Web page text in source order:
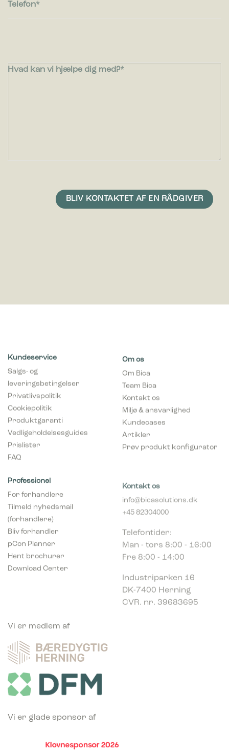
Telefon
Hvad kan vi hjælpe dig med?
Kundeservice
Salgs- og
leveringsbetingelser
Privatlivspolitik
Cookiepolitik
Produktgaranti
Vedligeholdelsesguides
Prislister
FAQ
Om os
Om Bica
Team Bica
Kontakt os
Miljø & ansvarlighed
Kundecases
Artikler
Prøv produkt konfigurator
(forhandlere)
Bliv forhandler
Hent brochurer
info@bicasolutions.dk
+45 82304000
Man - tors 8:00 - 16:00
Fre 8:00 - 14:00
DK-7400 Herning
CVR. nr. 39683695
Vi er medlem af
Vi er glade sponsor af